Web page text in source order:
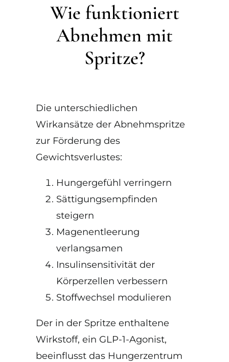
Wie funktioniert
Abnehmen mit
Spritze?
Die unterschiedlichen
Wirkansätze der Abnehmspritze
zur Förderung des
Gewichtsverlustes:
Hungergefühl verringern
Sättigungsempfinden
steigern
Magenentleerung
verlangsamen
Insulinsensitivität der
Körperzellen verbessern
Stoffwechsel modulieren
Der in der Spritze enthaltene
Wirkstoff, ein GLP-1-Agonist,
beeinflusst das Hungerzentrum